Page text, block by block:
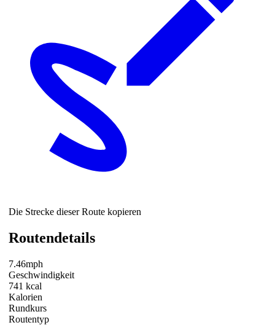
Die Strecke dieser Route kopieren
Routendetails
7.46mph
Geschwindigkeit
741 kcal
Kalorien
Rundkurs
Routentyp